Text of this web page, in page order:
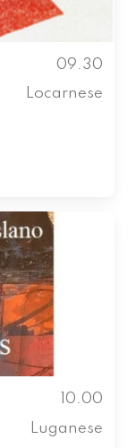
09.30
Locarnese
10.00
Luganese